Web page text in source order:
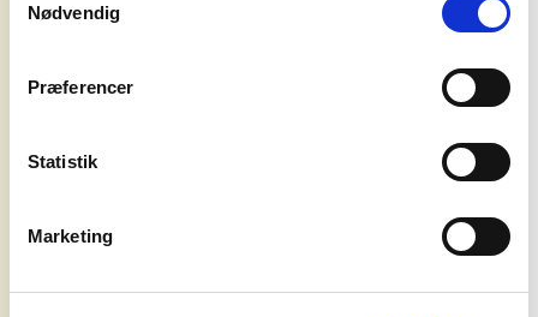
Nødvendig
Præferencer
Statistik
Marketing
syd for
solen
en dynamisk og uforglemmelig